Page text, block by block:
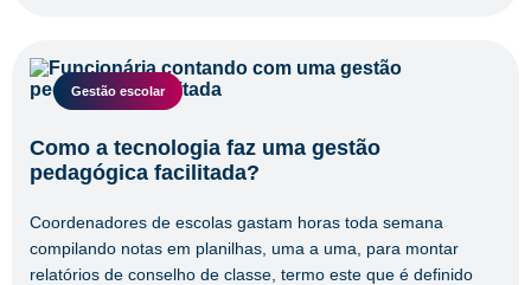
Gestão escolar
Como a tecnologia faz uma gestão
pedagógica facilitada?
Coordenadores de escolas gastam horas toda semana
compilando notas em planilhas, uma a uma, para montar
relatórios de conselho de classe, termo este que é definido